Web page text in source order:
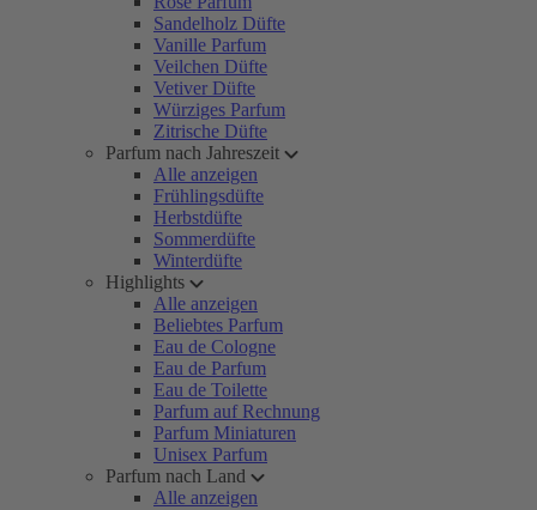
Sandelholz Düfte
Vanille Parfum
Veilchen Düfte
Vetiver Düfte
Würziges Parfum
Zitrische Düfte
Parfum nach Jahreszeit
Alle anzeigen
Frühlingsdüfte
Herbstdüfte
Sommerdüfte
Winterdüfte
Highlights
Alle anzeigen
Beliebtes Parfum
Eau de Cologne
Eau de Parfum
Eau de Toilette
Parfum auf Rechnung
Parfum Miniaturen
Unisex Parfum
Parfum nach Land
Alle anzeigen